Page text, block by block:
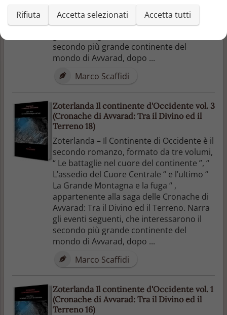
appartenente alla saga delle Cronache di
Avvarad: Tra il Divino ed il Terreno. Narra
secondo più grande continente del
mondo di Avvarad, dopo ...
Marco Scaffidi
Zoterlanda Il continente d'Occidente vol. 3
(Cronache di Avvarad: Tra il Divino ed il
Terreno 18)
Zoterlanda – Il Continente di Occidente è il
secondo romanzo, formato da tre volumi,
“ Le battaglie nel cuore del continente ”, “
L’assedio del Cuore Centrale “ e l’ultimo “
La Grande Montagna e la fuga “ ,
appartenente alla saga delle Cronache di
Avvarad: Tra il Divino ed il Terreno. Narra
gli eventi seguenti, che interessarono il
secondo più grande continente del
mondo di Avvarad, dopo ...
Marco Scaffidi
Zoterlanda Il continente d'Occidente vol. 1
(Cronache di Avvarad: Tra il Divino ed il
Terreno 16)
Rifiuta Accetta selezionati Accetta tutti